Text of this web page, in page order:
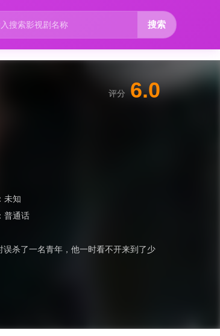
搜索
未知
普通话
杀了一名青年，他一时看不开来到了少
评分 6.0